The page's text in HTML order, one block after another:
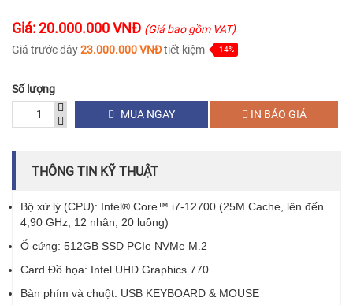
Giá: 20.000.000 VNĐ (Giá bao gồm VAT)
Giá trước đây23.000.000 VNĐtiết kiệm -14%
Số lượng
MUA NGAY
IN BÁO GIÁ
THÔNG TIN KỸ THUẬT
Bộ xử lý (CPU): Intel® Core™ i7-12700 (25M Cache, lên đến
4,90 GHz, 12 nhân, 20 luồng)
Ổ cứng: 512GB SSD PCIe NVMe M.2
Card Đồ họa: Intel UHD Graphics 770
Bàn phím và chuột: USB KEYBOARD & MOUSE